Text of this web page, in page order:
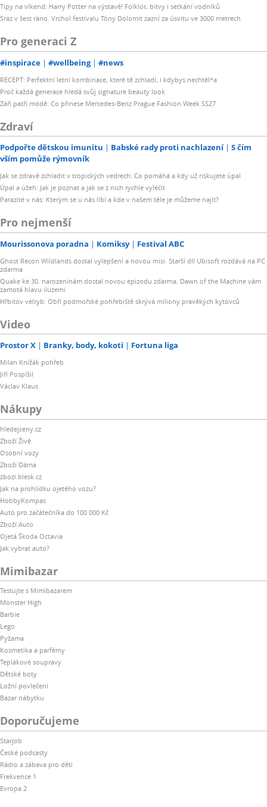
Tipy na víkend: Harry Potter na výstavě! Folklor, bitvy i setkání vodníků
Sraz v šest ráno. Vrchol festivalu Tóny Dolomit zazní za úsvitu ve 3000 metrech
Pro generaci Z
#inspirace #wellbeing #news
RECEPT: Perfektní letní kombinace, které tě zchladí, i kdybys nechtěl*a
Proč každá generace hledá svůj signature beauty look
Září patří módě: Co přinese Mercedes-Benz Prague Fashion Week SS27
Zdraví
Podpořte dětskou imunitu Babské rady proti nachlazení
S čím
vším pomůže rýmovník
Jak se zdravě zchladit v tropických vedrech: Co pomáhá a kdy už riskujete úpal
Úpal a úžeh: Jak je poznat a jak se z nich rychle vyléčit
Parazité v nás: Kterým se u nás líbí a kde v našem těle je můžeme najít?
Pro nejmenší
Mourissonova poradna Komiksy Festival ABC
Ghost Recon Wildlands dostal vylepšení a novou misi. Starší díl Ubisoft rozdává na PC
zdarma
Quake ke 30. narozeninám dostal novou epizodu zdarma. Dawn of the Machine vám
zamotá hlavu iluzemi
Hřbitov velryb: Obří podmořské pohřebiště skrývá miliony pravěkých kytovců
Video
Prostor X Branky, body, kokoti Fortuna liga
Milan Knížák pohřeb
Jiří Pospíšil
Václav Klaus
Nákupy
hledejceny.cz
Zboží Živě
Osobní vozy
Zboží Dáma
zbozi.blesk.cz
Jak na prohlídku ojetého vozu?
HobbyKompas
Auto pro začátečníka do 100 000 Kč
Zboží Auto
Ojetá Škoda Octavia
Jak vybrat auto?
Mimibazar
Testujte s Mimibazarem
Monster High
Barbie
Lego
Pyžama
Kosmetika a parfémy
Teplákové soupravy
Dětské boty
Ložní povlečení
Bazar nábytku
Doporučujeme
Starjob
České podcasty
Rádio a zábava pro děti
Frekvence 1
Evropa 2